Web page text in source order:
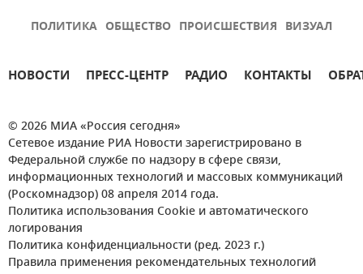
ПОЛИТИКА ОБЩЕСТВО ПРОИСШЕСТВИЯ ВИЗУАЛ
НОВОСТИ ПРЕСС-ЦЕНТР РАДИО КОНТАКТЫ
© 2026 МИА «Россия сегодня»
Сетевое издание РИА Новости зарегистрировано в
Федеральной службе по надзору в сфере связи,
информационных технологий и массовых коммуникаций
(Роскомнадзор) 08 апреля 2014 года.
Политика использования Cookie и автоматического
логирования
Политика конфиденциальности (ред. 2023 г.)
Правила применения рекомендательных технологий